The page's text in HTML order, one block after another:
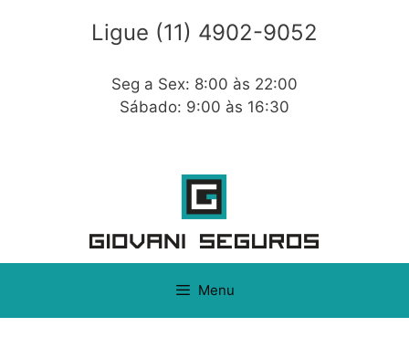
Ligue (11) 4902-9052
Seg a Sex: 8:00 às 22:00
Sábado: 9:00 às 16:30
Menu